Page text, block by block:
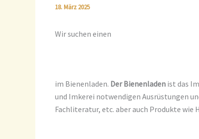
18. März 2025
Wir suchen einen
im Bienenladen. Der Bienenladen ist das
und Imkerei notwendigen Ausrüstungen
Fachliteratur, etc. aber auch Produkte wie